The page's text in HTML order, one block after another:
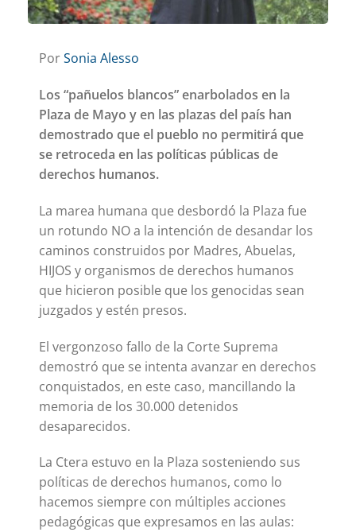
PorSonia Alesso
Los “pañuelos blancos” enarbolados en la
Plaza de Mayo y en las plazas del país han
demostrado que el pueblo no permitirá que
se retroceda en las políticas públicas de
derechos humanos.
La marea humana que desbordó la Plaza fue
un rotundo NO a la intención de desandar los
caminos construidos por Madres, Abuelas,
HIJOS y organismos de derechos humanos
que hicieron posible que los genocidas sean
juzgados y estén presos.
El vergonzoso fallo de la Corte Suprema
demostró que se intenta avanzar en derechos
conquistados, en este caso, mancillando la
memoria de los 30.000 detenidos
desaparecidos.
La Ctera estuvo en la Plaza sosteniendo sus
políticas de derechos humanos, como lo
hacemos siempre con múltiples acciones
pedagógicas que expresamos en las aulas: